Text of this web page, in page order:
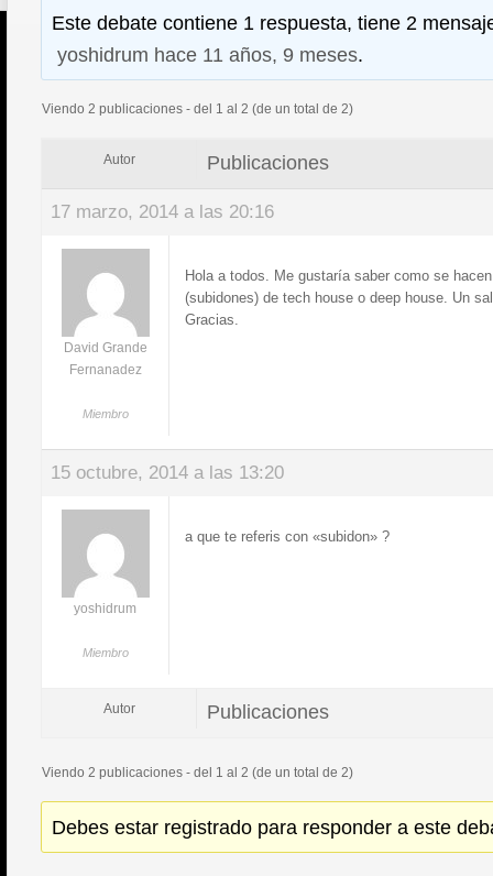
Este debate contiene 1 respuesta, tiene 2
yoshidrum hace 11 años, 9 meses.
Viendo 2 publicaciones - del 1 al 2 (de un total de 2)
Autor Publicaciones
17 marzo, 2014 a las 20:16
David Grande
Fernanadez
Miembro
Hola a todos. Me gustaría saber como se
(subidones) de tech house o deep house. Un
Gracias.
15 octubre, 2014 a las 13:20
yoshidrum
Miembro
a que te referis con «subidon» ?
Autor Publicaciones
Viendo 2 publicaciones - del 1 al 2 (de un total de 2)
Debes estar registrado para responder a este